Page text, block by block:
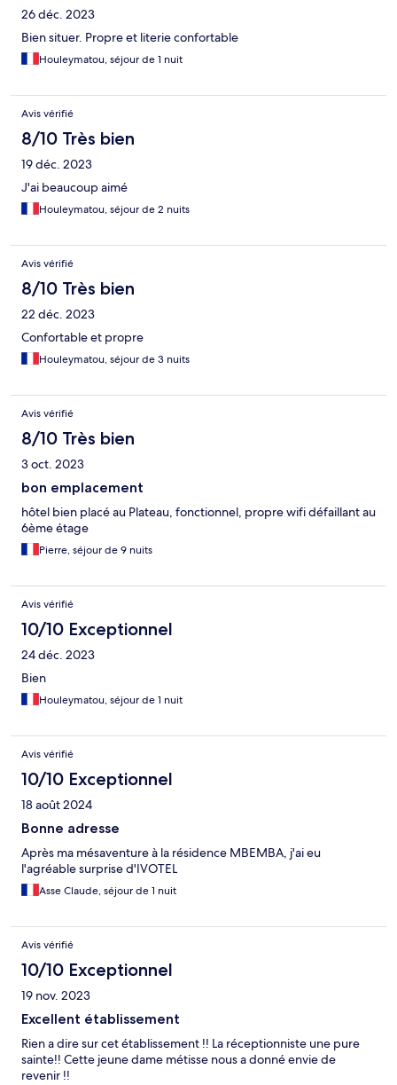
26 déc. 2023
Bien situer. Propre et literie confortable
Houleymatou, séjour de 1 nuit
Avis vérifié
8/10 Très bien
19 déc. 2023
J'ai beaucoup aimé
Houleymatou, séjour de 2 nuits
Avis vérifié
8/10 Très bien
22 déc. 2023
Confortable et propre
Houleymatou, séjour de 3 nuits
Avis vérifié
8/10 Très bien
3 oct. 2023
bon emplacement
hôtel bien placé au Plateau, fonctionnel, propre wifi défaillant au
6ème étage
Pierre, séjour de 9 nuits
Avis vérifié
10/10 Exceptionnel
24 déc. 2023
Bien
Houleymatou, séjour de 1 nuit
Avis vérifié
10/10 Exceptionnel
18 août 2024
Bonne adresse
Après ma mésaventure à la résidence MBEMBA, j'ai eu
l'agréable surprise d'IVOTEL
Asse Claude, séjour de 1 nuit
Avis vérifié
10/10 Exceptionnel
19 nov. 2023
Excellent établissement
Rien a dire sur cet établissement !! La réceptionniste une pure
sainte!! Cette jeune dame métisse nous a donné envie de
revenir !!